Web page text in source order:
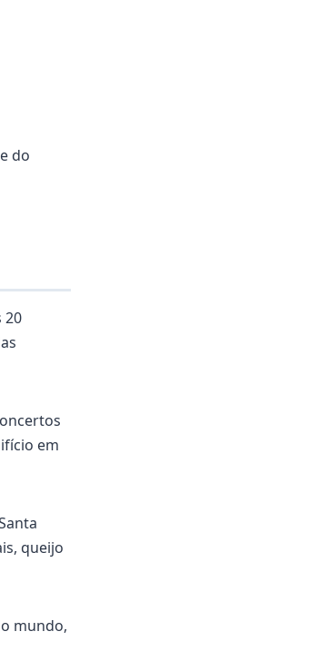
do
20
em
queijo
mundo,